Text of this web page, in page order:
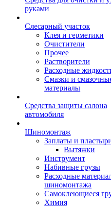
руками
Слесарный участок
Клея и герметики
Очистители
Прочее
Растворители
Расходные
Смазки и
материалы
Средства защиты салона
автомобиля
Шиномонтаж
Заплаты и
Вытяжки
Инструмент
Набивные грузы
Расходные
шиномонтажа
Самоклеющиеся
Химия